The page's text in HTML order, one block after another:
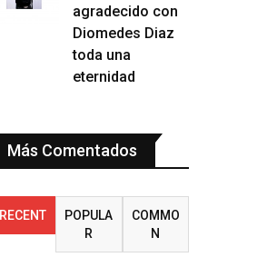
agradecido con
Diomedes Diaz
toda una
eternidad
Más Comentados
RECENT
POPULA
R
COMMO
N